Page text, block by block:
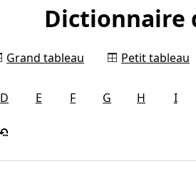
Dictionnaire
Grand tableau Petit tableau
D E F G H I